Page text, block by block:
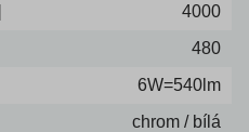
4000
480
6W=540lm
chrom / bílá